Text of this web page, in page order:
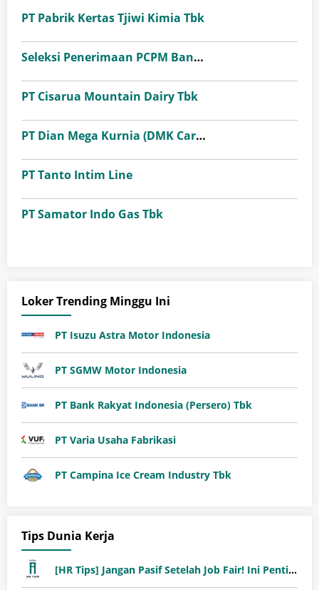
PT Pabrik Kertas Tjiwi Kimia Tbk
Seleksi Penerimaan PCPM Bank Indonesia Angkatan 41
PT Cisarua Mountain Dairy Tbk
PT Dian Mega Kurnia (DMK Cargo)
PT Tanto Intim Line
PT Samator Indo Gas Tbk
Loker Trending Minggu Ini
PT Isuzu Astra Motor Indonesia
PT SGMW Motor Indonesia
PT Bank Rakyat Indonesia (Persero) Tbk
PT Varia Usaha Fabrikasi
PT Campina Ice Cream Industry Tbk
Tips Dunia Kerja
[HR Tips] Jangan Pasif Setelah Job Fair! Ini Pentingnya Follow-Up Setelah Job Fair